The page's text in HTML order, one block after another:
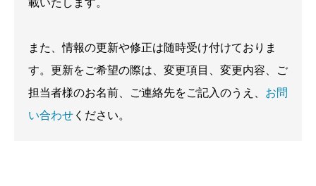
載いたします。
また、情報の更新や修正は随時受け付けておりま
す。更新をご希望の際は、変更項目、変更内容、ご
担当者様のお名前、ご連絡先をご記入のうえ、 お問
い合わせ ください。